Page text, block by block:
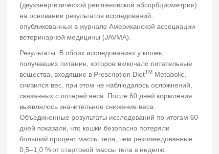
(двухэнергетической рентгеновской абсорбциометрии)
на основании результатов исследований,
опубликованных в журнале Американской ассоциации
ветеринарной медицины (JAVMA).
Результаты. В обоих исследованиях у кошек,
получавших питание, которое включало питательные
вещества, входящие в Prescription DietTM Metabolic,
снизился вес, при этом не наблюдалось осложнений,
связанных с потерей веса. После 60 дней кормления
выявлялось значительное снижение веса.
Объединенные результаты исследований по итогам 60
дней показали, что кошки безопасно потеряли
больший процент массы тела, чем рекомендованные
0,5–1,0 %от стартовой массы тела в неделю.